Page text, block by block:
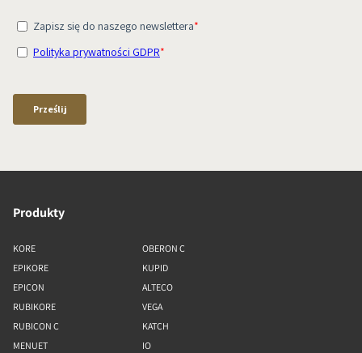
Produkty
KORE
EPIKORE
EPICON
RUBIKORE
RUBICON C
MENUET
OBERON C
KUPID
ALTECO
VEGA
KATCH
IO